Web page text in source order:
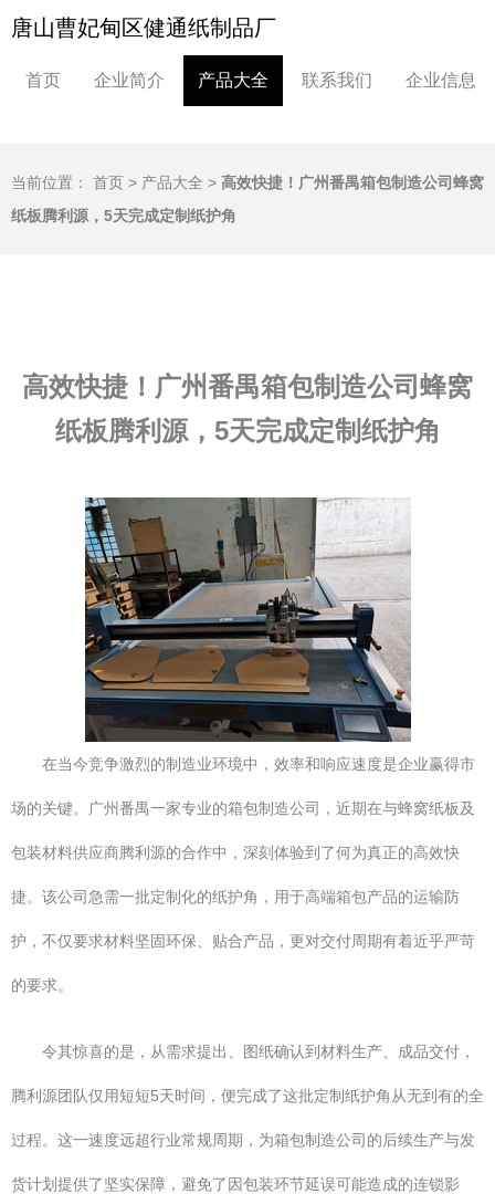
唐山曹妃甸区健通纸制品厂
首页 企业简介 产品大全 联系我们 企业信息
当前位置： 首页 > 产品大全 > 高效快捷！广州番禺箱包制造公司蜂窝
纸板腾利源，5天完成定制纸护角
高效快捷！广州番禺箱包制造公司蜂窝
纸板腾利源，5天完成定制纸护角
在当今竞争激烈的制造业环境中，效率和响应速度是企业赢得市
场的关键。广州番禺一家专业的箱包制造公司，近期在与蜂窝纸板及
包装材料供应商腾利源的合作中，深刻体验到了何为真正的高效快
捷。该公司急需一批定制化的纸护角，用于高端箱包产品的运输防
护，不仅要求材料坚固环保、贴合产品，更对交付周期有着近乎严苛
的要求。
令其惊喜的是，从需求提出、图纸确认到材料生产、成品交付，
腾利源团队仅用短短5天时间，便完成了这批定制纸护角从无到有的全
过程。这一速度远超行业常规周期，为箱包制造公司的后续生产与发
货计划提供了坚实保障，避免了因包装环节延误可能造成的连锁影